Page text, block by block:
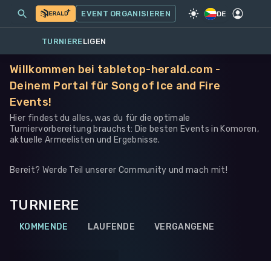
SPIEL·WARHAMMER 40K
MEINE EVENTS MEHR
EVENT ORGANISIEREN DE
TURNIERELIGEN
Willkommen bei tabletop-herald.com -
Deinem Portal für Song of Ice and Fire
Events!
Hier findest du alles, was du für die optimale
Turniervorbereitung brauchst: Die besten Events in Komoren,
aktuelle Armeelisten und Ergebnisse.
Bereit? Werde Teil unserer Community und mach mit!
TURNIERE
KOMMENDE LAUFENDE VERGANGENE